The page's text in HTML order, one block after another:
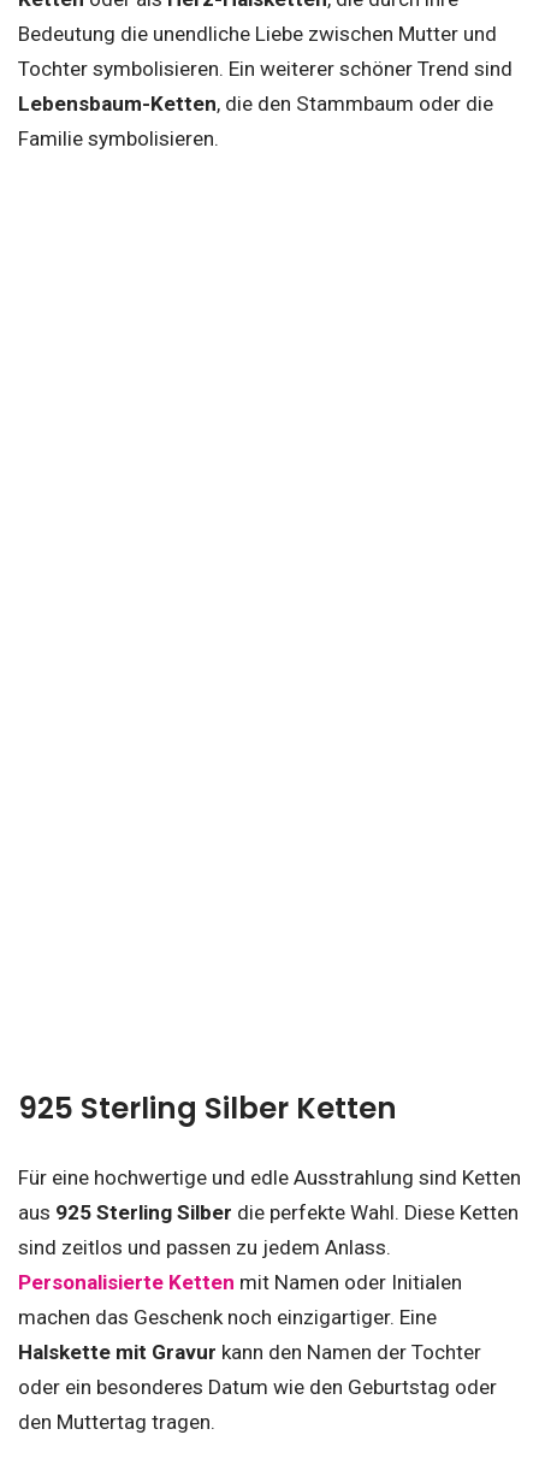
Bedeutung die unendliche Liebe zwischen Mutter und
Tochter symbolisieren. Ein weiterer schöner Trend sind
Lebensbaum-Ketten, die den Stammbaum oder die
Familie symbolisieren.
925 Sterling Silber Ketten
Für eine hochwertige und edle Ausstrahlung sind Ketten
aus 925 Sterling Silber die perfekte Wahl. Diese Ketten
sind zeitlos und passen zu jedem Anlass.
Personalisierte Ketten mit Namen oder Initialen
machen das Geschenk noch einzigartiger. Eine
Halskette mit Gravur kann den Namen der Tochter
oder ein besonderes Datum wie den Geburtstag oder
den Muttertag tragen.